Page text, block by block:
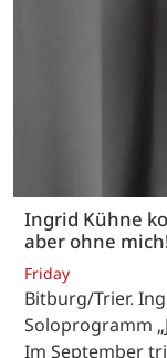
Ingrid Kühne
aber ohne
Friday
Bitburg/Trier.
Soloprogramm
Im September